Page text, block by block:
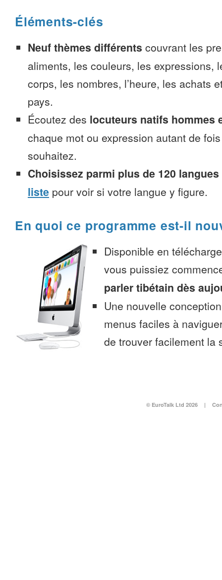
Éléments-clés
Neuf thèmes différents couvrant les
aliments, les couleurs, les expressions,
corps, les nombres, l’heure, les achats
pays.
Écoutez des locuteurs natifs hommes
chaque mot ou expression autant de
souhaitez.
Choisissez parmi plus de 120 langues
liste pour voir si votre langue y figure.
En quoi ce programme est-il
Disponible en
vous puissiez
parler tibétain dès
Une nouvelle
menus faciles à
de trouver facilement la
© EuroTalk Ltd 2026 |